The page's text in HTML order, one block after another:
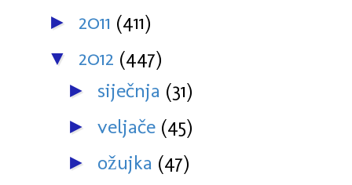
► 2011 (411)
▼ 2012 (447)
► siječnja (31)
► veljače (45)
► ožujka (47)